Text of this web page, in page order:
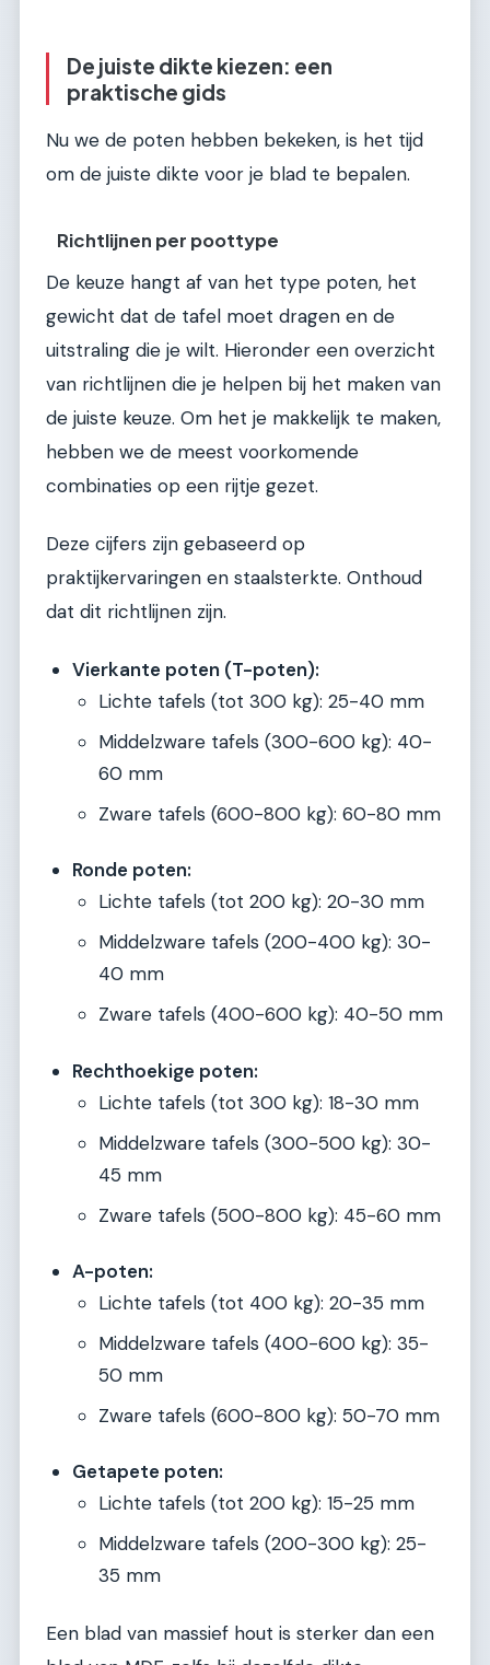
De juiste dikte kiezen: een
praktische gids
Nu we de poten hebben bekeken, is het tijd
om de juiste dikte voor je blad te bepalen.
Richtlijnen per poottype
De keuze hangt af van het type poten, het
gewicht dat de tafel moet dragen en de
uitstraling die je wilt. Hieronder een overzicht
van richtlijnen die je helpen bij het maken van
de juiste keuze. Om het je makkelijk te maken,
hebben we de meest voorkomende
combinaties op een rijtje gezet.
Deze cijfers zijn gebaseerd op
praktijkervaringen en staalsterkte. Onthoud
dat dit richtlijnen zijn.
Vierkante poten (T-poten):
Lichte tafels (tot 300 kg): 25-40 mm
Middelzware tafels (300-600 kg): 40-
60 mm
Zware tafels (600-800 kg): 60-80 mm
Ronde poten:
Lichte tafels (tot 200 kg): 20-30 mm
Middelzware tafels (200-400 kg): 30-
40 mm
Zware tafels (400-600 kg): 40-50 mm
Rechthoekige poten:
Lichte tafels (tot 300 kg): 18-30 mm
Middelzware tafels (300-500 kg): 30-
45 mm
Zware tafels (500-800 kg): 45-60 mm
A-poten:
Lichte tafels (tot 400 kg): 20-35 mm
Middelzware tafels (400-600 kg): 35-
50 mm
Zware tafels (600-800 kg): 50-70 mm
Getapete poten:
Lichte tafels (tot 200 kg): 15-25 mm
Middelzware tafels (200-300 kg): 25-
35 mm
Een blad van massief hout is sterker dan een